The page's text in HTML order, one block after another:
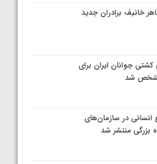
خانیف برادران جدید
جوانان ایران برای
مشخص شد
انسانی در سازمان‌های
بزرگی منتشر شد